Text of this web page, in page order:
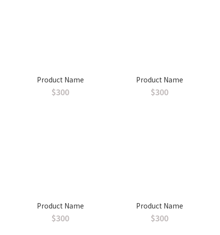
Product Name
$300
Product Name
$300
Product Name
$300
Product Name
$300